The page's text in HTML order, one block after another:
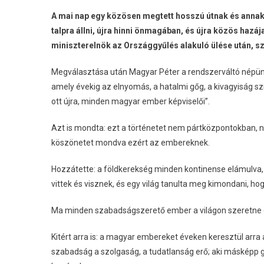
A mai nap egy közösen megtett hosszú útnak és
talpra állni, újra hinni önmagában, és újra közös
miniszterelnök az Országgyűlés alakuló ülése után,
Megválasztása után Magyar Péter a rendszerváltó
amely évekig az elnyomás, a hatalmi gőg, a kivagyiság
ott újra, minden magyar ember képviselői”.
Azt is mondta: ezt a történetet nem pártközpontokban,
köszönetet mondva ezért az embereknek.
Hozzátette: a földkerekség minden kontinense
vittek és visznek, és egy világ tanulta meg kimondani,
Ma minden szabadságszerető ember a világon
Kitért arra is: a magyar embereket éveken keresztül
szabadság a szolgaság, a tudatlanság erő; aki